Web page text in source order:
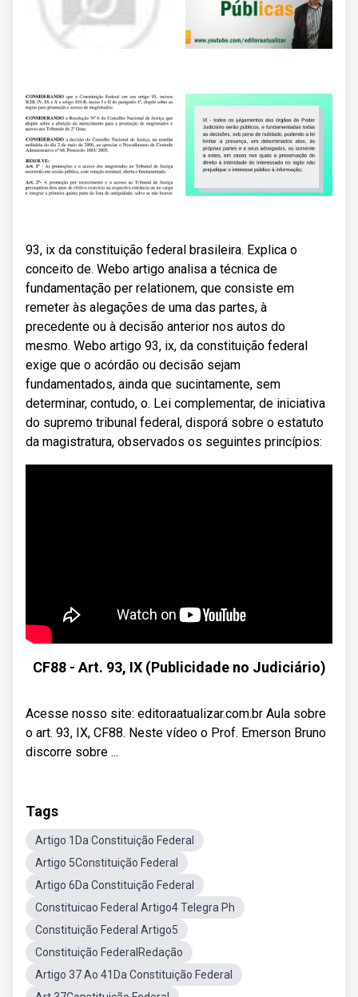
93, ix da constituição federal brasileira. Explica o
conceito de. Webo artigo analisa a técnica de
fundamentação per relationem, que consiste em
remeter às alegações de uma das partes, à
precedente ou à decisão anterior nos autos do
mesmo. Webo artigo 93, ix, da constituição federal
exige que o acórdão ou decisão sejam
fundamentados, ainda que sucintamente, sem
determinar, contudo, o. Lei complementar, de iniciativa
do supremo tribunal federal, disporá sobre o estatuto
da magistratura, observados os seguintes princípios:
CF88 - Art. 93, IX (Publicidade no Judiciário)
Acesse nosso site: editoraatualizar.com.br Aula sobre
o art. 93, IX, CF88. Neste vídeo o Prof. Emerson Bruno
discorre sobre ...
Tags
Artigo 1Da Constituição Federal
Artigo 5Constituição Federal
Artigo 6Da Constituição Federal
Constituicao Federal Artigo4 Telegra Ph
Constituição Federal Artigo5
Constituição FederalRedação
Artigo 37 Ao 41Da Constituição Federal